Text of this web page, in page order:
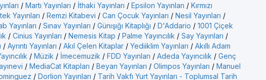
/ Martı Yayınları / İthaki Yayınları / Epsilon Yayınları / Kırmızı
Yayınları / Remzi Kitabevi / Can Çocuk Yayınları / Nesil Yayınları /
Yayınları / Sınav Yayınları / Günışığı Kitaplığı / D'Addario / 1001 Çiçek
/ Cinius Yayınları / Nemesis Kitap / Palme Yayıncılık / Say Yayınları /
/ Ayrıntı Yayınları / Akıl Çelen Kitaplar / Yediiklim Yayınları / Akıllı Adam
/ Müzik / İmecemuzik / FDD Yayınları / Adeda Yayıncılık / Genç
/ MediaCat Kitapları / Beyan Yayınları / Olimpos Yayınları / Manuel
/ Dorlion Yayınları / Tarih Vakfı Yurt Yayınları - Toplumsal Tarih